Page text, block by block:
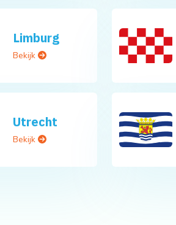
Limburg
Bekijk
Utrecht
Bekijk